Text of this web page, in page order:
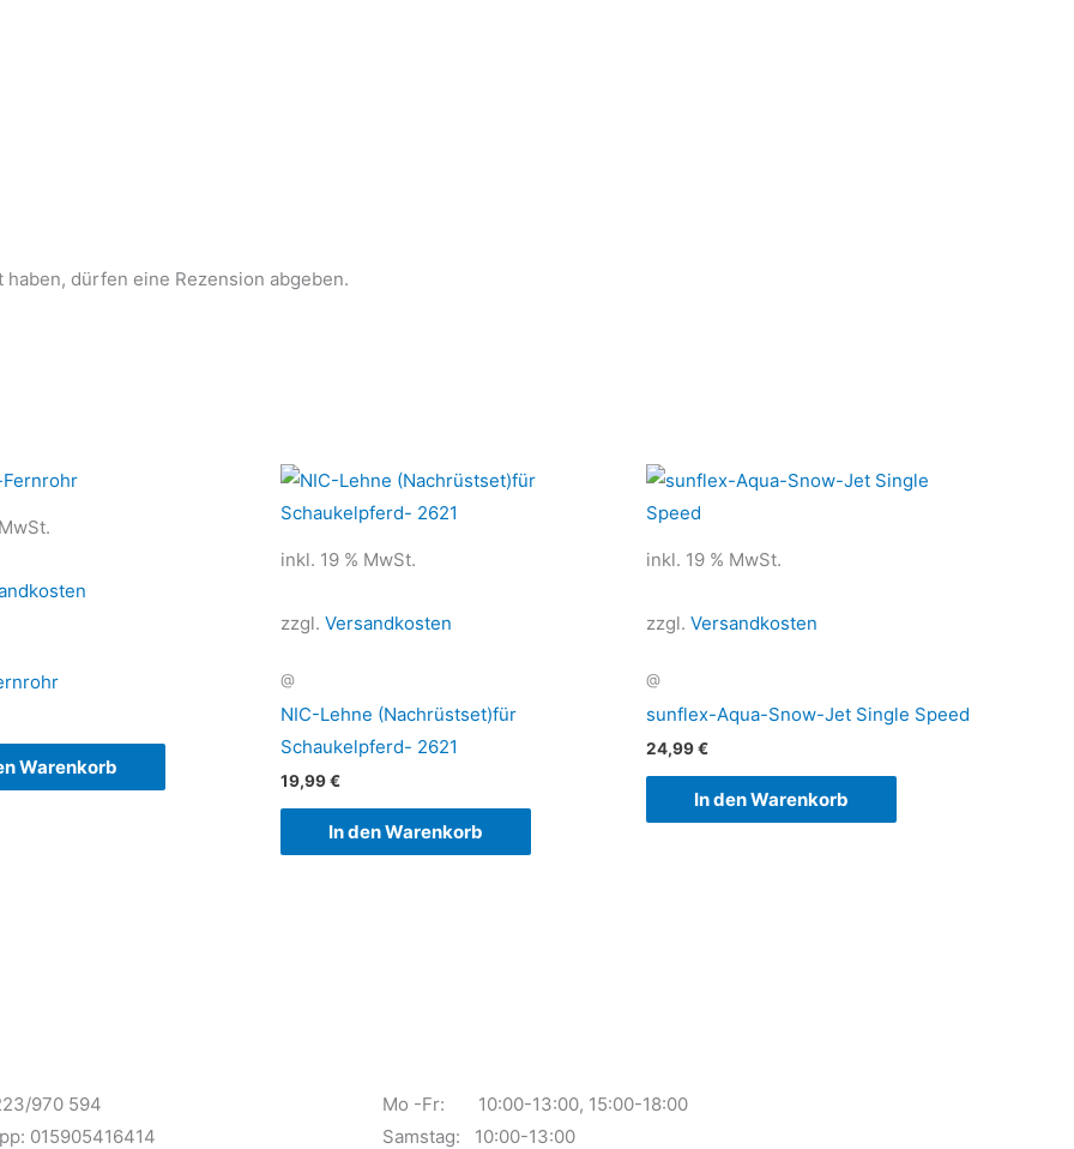
dürfen eine Rezension abgeben.
Warenkorb
inkl. 19 % MwSt.
zzgl. Versandkosten
@
NIC-Lehne (Nachrüstset)für
Schaukelpferd- 2621
19,99€
In den Warenkorb
inkl. 19 % MwSt.
zzgl. Versandkosten
@
sunflex-Aqua-Snow-Jet Single Speed
24,99€
In den Warenkorb
970 594
015905416414
Mo -Fr: 10:00-13:00, 15:00-18:00
Samstag: 10:00-13:00